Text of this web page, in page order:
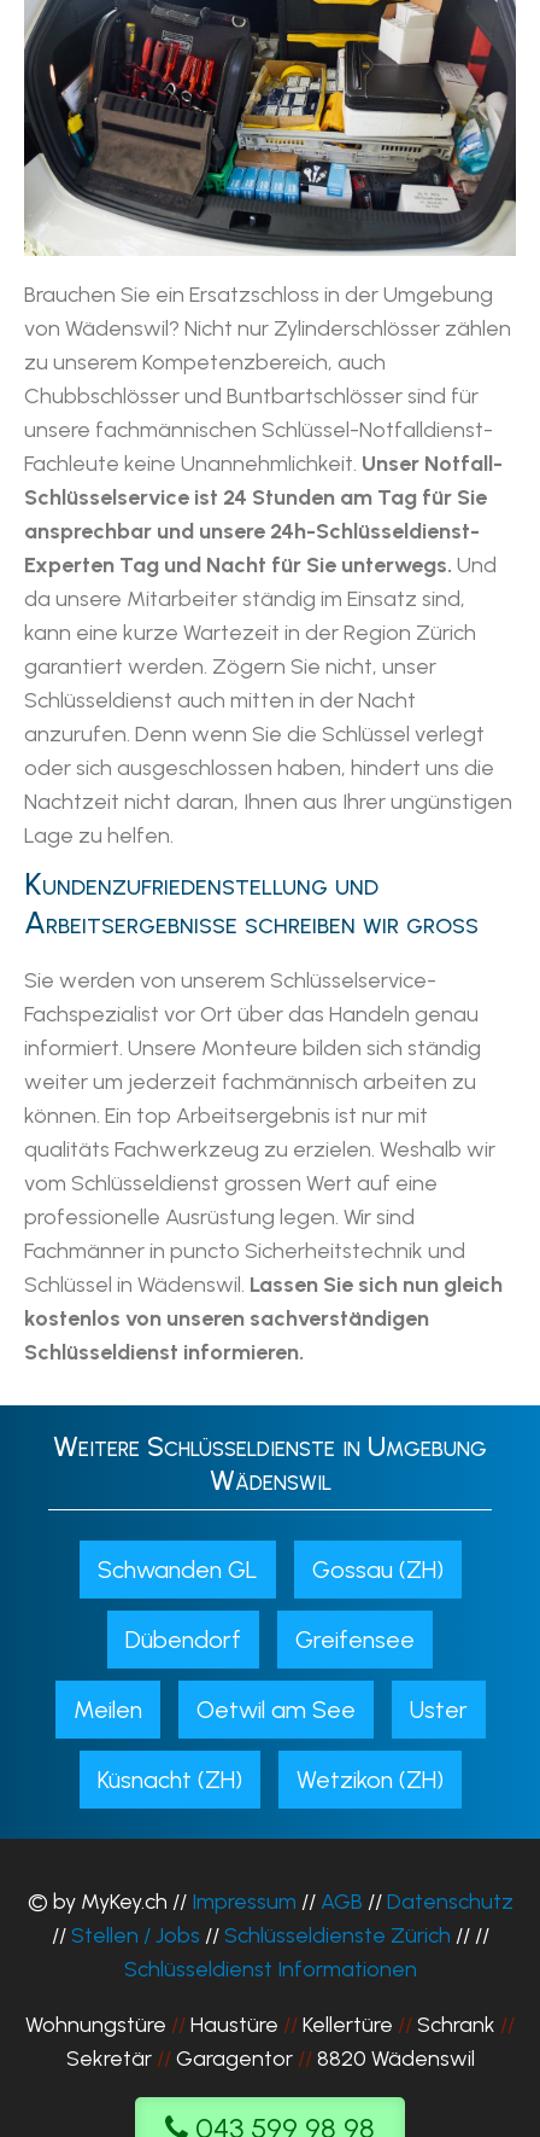
Brauchen Sie ein Ersatzschloss in der Umgebung
von Wädenswil? Nicht nur Zylinderschlösser zählen
zu unserem Kompetenzbereich, auch
Chubbschlösser und Buntbartschlösser sind für
unsere fachmännischen Schlüssel-Notfalldienst-
Fachleute keine Unannehmlichkeit. Unser Notfall-
Schlüsselservice ist 24 Stunden am Tag für Sie
ansprechbar und unsere 24h-Schlüsseldienst-
Experten Tag und Nacht für Sie unterwegs. Und
da unsere Mitarbeiter ständig im Einsatz sind,
kann eine kurze Wartezeit in der Region Zürich
garantiert werden. Zögern Sie nicht, unser
Schlüsseldienst auch mitten in der Nacht
anzurufen. Denn wenn Sie die Schlüssel verlegt
oder sich ausgeschlossen haben, hindert uns die
Nachtzeit nicht daran, Ihnen aus Ihrer ungünstigen
Lage zu helfen.
Kundenzufriedenstellung und
Arbeitsergebnisse schreiben wir gross
Sie werden von unserem Schlüsselservice-
Fachspezialist vor Ort über das Handeln genau
informiert. Unsere Monteure bilden sich ständig
weiter um jederzeit fachmännisch arbeiten zu
können. Ein top Arbeitsergebnis ist nur mit
qualitäts Fachwerkzeug zu erzielen. Weshalb wir
vom Schlüsseldienst grossen Wert auf eine
professionelle Ausrüstung legen. Wir sind
Fachmänner in puncto Sicherheitstechnik und
Schlüssel in Wädenswil. Lassen Sie sich nun gleich
kostenlos von unseren sachverständigen
Schlüsseldienst informieren.
Weitere Schlüsseldienste in Umgebung
Wädenswil
Schwanden GL Gossau (ZH)
Dübendorf Greifensee
Meilen Oetwil am See Uster
Küsnacht (ZH) Wetzikon (ZH)
© by MyKey.ch // Impressum // AGB //Datenschutz
//Stellen / Jobs //Schlüsseldienste Zürich // //
Schlüsseldienst Informationen
Wohnungstüre //Haustüre //Kellertüre //Schrank //
Sekretär //Garagentor //8820 Wädenswil
043 599 98 98